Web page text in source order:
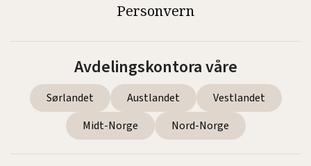
Personvern
Avdelingskontora våre
Sørlandet Austlandet
Vestlandet
Midt-Norge
Nord-Norge